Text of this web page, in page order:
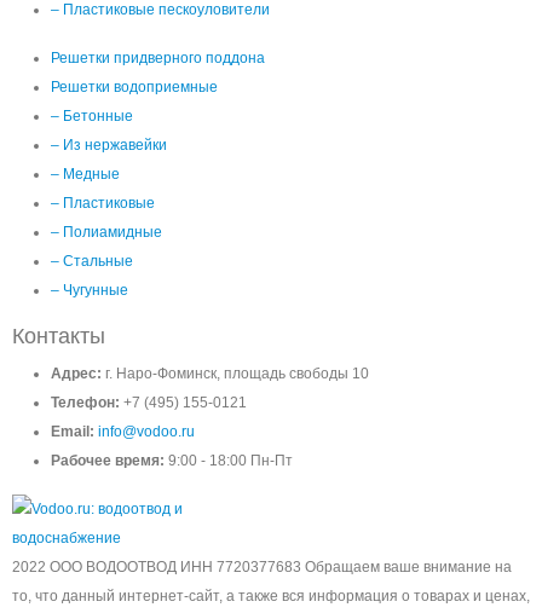
– Пластиковые пескоуловители
Решетки придверного поддона
Решетки водоприемные
– Бетонные
– Из нержавейки
– Медные
– Пластиковые
– Полиамидные
– Стальные
– Чугунные
Контакты
Адрес: г. Наро-Фоминск, площадь свободы 10
Телефон: +7 (495) 155-0121
Email: info@vodoo.ru
Рабочее время: 9:00 - 18:00 Пн-Пт
2022 ООО ВОДООТВОД ИНН 7720377683 Обращаем ваше внимание на
то, что данный интернет-сайт, а также вся информация о товарах и ценах,